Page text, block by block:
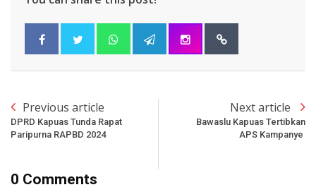
Previous article
DPRD Kapuas Tunda Rapat
Paripurna RAPBD 2024
Next article
Bawaslu Kapuas Tertibkan
APS Kampanye
0 Comments